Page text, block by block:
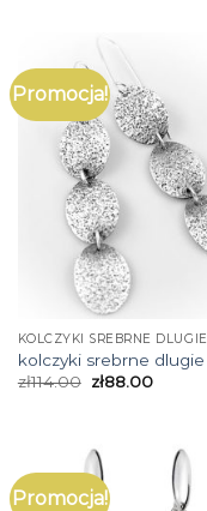
Promocja!
KOLCZYKI SREBRNE DLUGIE
kolczyki srebrne dlugie
zł114.00 zł88.00
Promocja!